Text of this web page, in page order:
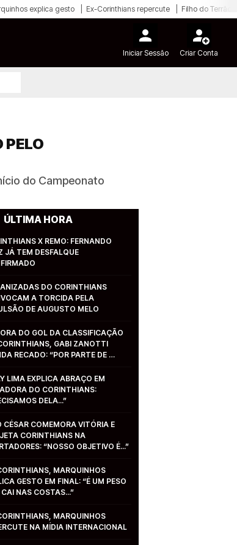
explica gesto Ex-Corinthians repercute Filho do Terrão
Iniciar Sessão Criar Conta
PELO
do Campeonato
ÚLTIMA HORA
X REMO: FERNANDO
JÁ TEM DESFALQUE
DO CORINTHIANS
A TORCIDA PELA
DE AUGUSTO MELO
DO GOL DA CLASSIFICAÇÃO
GABI ZANOTTI
RECADO: “POR PARTE DE
LIMA EXPLICA ABRAÇO EM
DO CORINTHIANS:
DELA...”
CÉSAR COMEMORA VITÓRIA E
CORINTHIANS NA
“NOSSO OBJETIVO É...”
MARQUINHOS
GESTO EM FINAL: “É UM PESO
CAI NAS COSTAS...”
MARQUINHOS
NA MÍDIA INTERNACIONAL